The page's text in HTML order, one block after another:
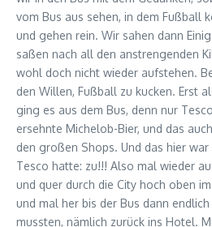
vom Bus aus sehen, in dem Fußball
und gehen rein. Wir sahen dann
saßen nach all den anstrengenden
wohl doch nicht wieder aufstehen.
den Willen, Fußball zu kucken. Erst
ging es aus dem Bus, denn nur
ersehnte Michelob-Bier, und das
den großen Shops. Und das hier
Tesco hatte: zu!!! Also mal wieder
und quer durch die City hoch oben
und mal her bis der Bus dann
mussten, nämlich zurück ins Hotel.